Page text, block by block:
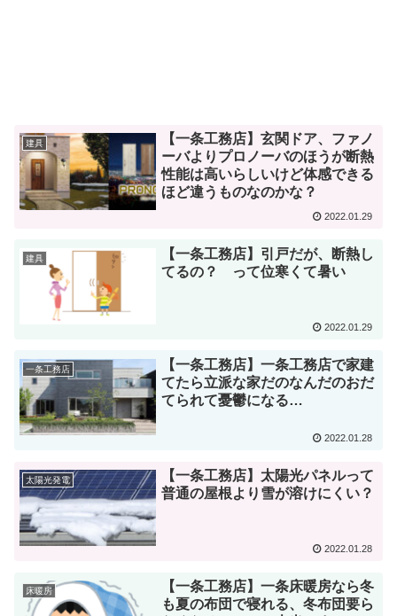
建具
【一条工務店】玄関ドア、ファノ
ーバよりプロノーバのほうが断熱
性能は高いらしいけど体感できる
ほど違うものなのかな？
2022.01.29
建具
【一条工務店】引戸だが、断熱し
てるの？ って位寒くて暑い
2022.01.29
一条工務店
【一条工務店】一条工務店で家建
てたら立派な家だのなんだのおだ
てられて憂鬱になる…
2022.01.28
太陽光発電
【一条工務店】太陽光パネルって
普通の屋根より雪が溶けにくい？
2022.01.28
床暖房
【一条工務店】一条床暖房なら冬
も夏の布団で寝れる、冬布団要ら